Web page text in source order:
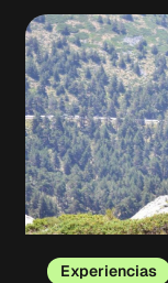
Experiencias